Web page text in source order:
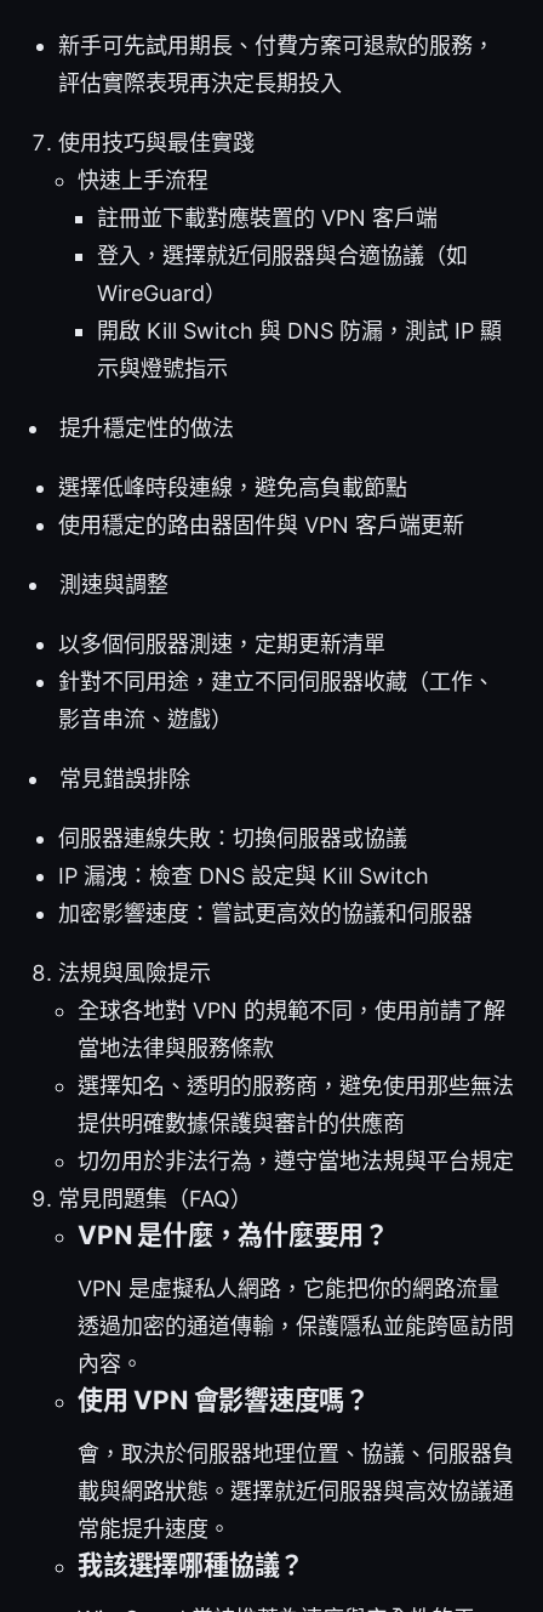
新手可先試用期長、付費方案可退款的服務，
評估實際表現再決定長期投入
使用技巧與最佳實踐
快速上手流程
註冊並下載對應裝置的 VPN 客戶端
登入，選擇就近伺服器與合適協議（如
WireGuard）
開啟 Kill Switch 與 DNS 防漏，測試 IP 顯
示與燈號指示
提升穩定性的做法
選擇低峰時段連線，避免高負載節點
使用穩定的路由器固件與 VPN 客戶端更新
測速與調整
以多個伺服器測速，定期更新清單
針對不同用途，建立不同伺服器收藏（工作、
影音串流、遊戲）
常見錯誤排除
伺服器連線失敗：切換伺服器或協議
IP 漏洩：檢查 DNS 設定與 Kill Switch
加密影響速度：嘗試更高效的協議和伺服器
法規與風險提示
全球各地對 VPN 的規範不同，使用前請了解
當地法律與服務條款
選擇知名、透明的服務商，避免使用那些無法
提供明確數據保護與審計的供應商
切勿用於非法行為，遵守當地法規與平台規定
常見問題集（FAQ）
VPN 是什麼，為什麼要用？
VPN 是虛擬私人網路，它能把你的網路流量
透過加密的通道傳輸，保護隱私並能跨區訪問
內容。
使用 VPN 會影響速度嗎？
會，取決於伺服器地理位置、協議、伺服器負
載與網路狀態。選擇就近伺服器與高效協議通
常能提升速度。
我該選擇哪種協議？